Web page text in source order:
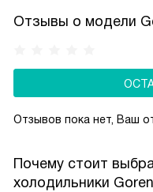
Отзывы о модели
Отзывов пока нет, Ваш
Почему стоит
холодильники